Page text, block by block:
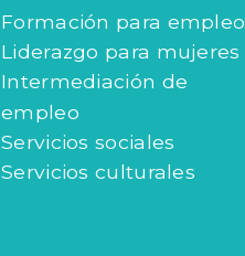
Formación para empleo
Liderazgo para mujeres
Intermediación de
empleo
Servicios sociales
Servicios culturales